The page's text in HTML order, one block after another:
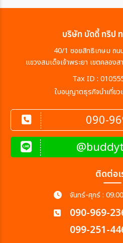
บริษัท บัดดี้ ทริป ท
40/1 ซอยสิทธิเกษม ถน
แขวงสมเด็จเจ้าพระยา เขตคลอ
Tax ID :
ใบอนุญาตธุรกิจนำเที่ย
090-
ติดต่อเ
จันทร์-ศุกร์ :
090-969-
099-251-